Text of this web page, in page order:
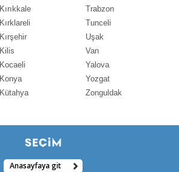
Kırıkkale
Kırklareli
Kırşehir
Kilis
Kocaeli
Konya
Kütahya
Trabzon
Tunceli
Uşak
Van
Yalova
Yozgat
Zonguldak
Anasayfaya git